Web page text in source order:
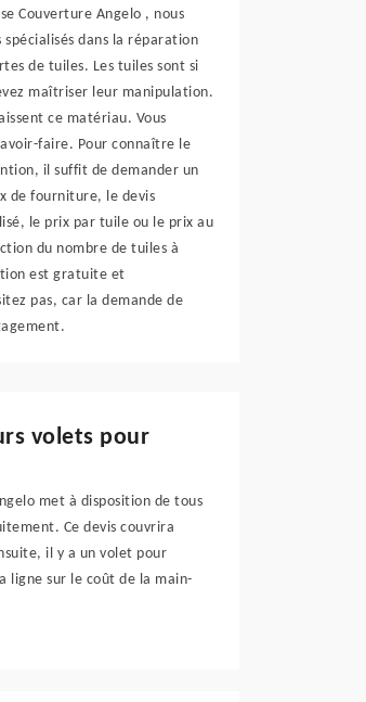
Couverture Angelo , nous
spécialisés dans la réparation
de tuiles. Les tuiles sont si
maîtriser leur manipulation.
ce matériau. Vous
faire. Pour connaître le
il suffit de demander un
de fourniture, le devis
le prix par tuile ou le prix au
du nombre de tuiles à
est gratuite et
pas, car la demande de
volets pour
met à disposition de tous
Ce devis couvrira
il y a un volet pour
ligne sur le coût de la main-